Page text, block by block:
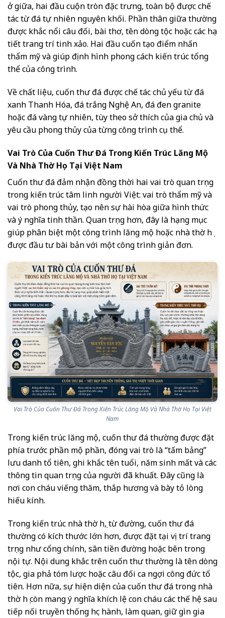
ở giữa, hai đầu cuộn tròn đặc trưng, toàn bộ được chế
tác từ đá tự nhiên nguyên khối. Phần thân giữa thường
được khắc nổi câu đối, bài thơ, tên dòng tộc hoặc các họa
tiết trang trí tinh xảo. Hai đầu cuốn tạo điểm nhấn
thẩm mỹ và giúp định hình phong cách kiến trúc tổng
thể của công trình.
Về chất liệu, cuốn thư đá được chế tác chủ yếu từ đá
xanh Thanh Hóa, đá trắng Nghệ An, đá đen granite
hoặc đá vàng tự nhiên, tùy theo sở thích của gia chủ và
yêu cầu phong thủy của từng công trình cụ thể.
Vai Trò Của Cuốn Thư Đá Trong Kiến Trúc Lăng Mộ
Và Nhà Thờ Họ Tại Việt Nam
Cuốn thư đá đảm nhận đồng thời hai vai trò quan trọng
trong kiến trúc tâm linh người Việt: vai trò thẩm mỹ và
vai trò phong thủy, tạo nên sự hài hòa giữa hình thức
và ý nghĩa tinh thần. Quan trọng hơn, đây là hạng mục
giúp phân biệt một công trình lăng mộ hoặc nhà thờ họ
được đầu tư bài bản với một công trình giản đơn.
Vai Trò Của Cuốn Thư Đá Trong Kiến Trúc Lăng Mộ Và Nhà Thờ Họ Tại Việt
Nam
Trong kiến trúc lăng mộ, cuốn thư đá thường được đặt
phía trước phần mộ phần, đóng vai trò là “tấm bảng”
lưu danh tổ tiên, ghi khắc tên tuổi, năm sinh mất và các
thông tin quan trọng của người đã khuất. Đây cũng là
nơi con cháu viếng thăm, thắp hương và bày tỏ lòng
hiếu kính.
Trong kiến trúc nhà thờ họ, từ đường, cuốn thư đá
thường có kích thước lớn hơn, được đặt tại vị trí trang
trọng như cổng chính, sân tiền đường hoặc bên trong
nội tự. Nội dung khắc trên cuốn thư thường là tên dòng
tộc, gia phả tóm lược hoặc câu đối ca ngợi công đức tổ
tiên. Hơn nữa, sự hiện diện của cuốn thư đá trong nhà
thờ họ còn mang ý nghĩa khích lệ con cháu các thế hệ sau
tiếp nối truyền thống học hành, làm quan, giữ gìn gia